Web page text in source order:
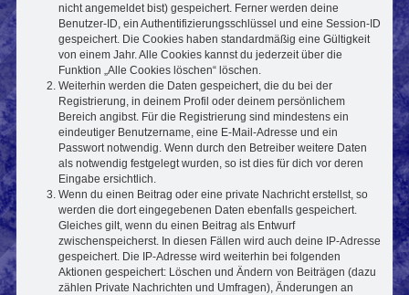
nicht angemeldet bist) gespeichert. Ferner werden deine
Benutzer-ID, ein Authentifizierungsschlüssel und eine Session-ID
gespeichert. Die Cookies haben standardmäßig eine Gültigkeit
von einem Jahr. Alle Cookies kannst du jederzeit über die
Funktion „Alle Cookies löschen“ löschen.
Weiterhin werden die Daten gespeichert, die du bei der
Registrierung, in deinem Profil oder deinem persönlichem
Bereich angibst. Für die Registrierung sind mindestens ein
eindeutiger Benutzername, eine E-Mail-Adresse und ein
Passwort notwendig. Wenn durch den Betreiber weitere Daten
als notwendig festgelegt wurden, so ist dies für dich vor deren
Eingabe ersichtlich.
Wenn du einen Beitrag oder eine private Nachricht erstellst, so
werden die dort eingegebenen Daten ebenfalls gespeichert.
Gleiches gilt, wenn du einen Beitrag als Entwurf
zwischenspeicherst. In diesen Fällen wird auch deine IP-Adresse
gespeichert. Die IP-Adresse wird weiterhin bei folgenden
Aktionen gespeichert: Löschen und Ändern von Beiträgen (dazu
zählen Private Nachrichten und Umfragen), Änderungen an